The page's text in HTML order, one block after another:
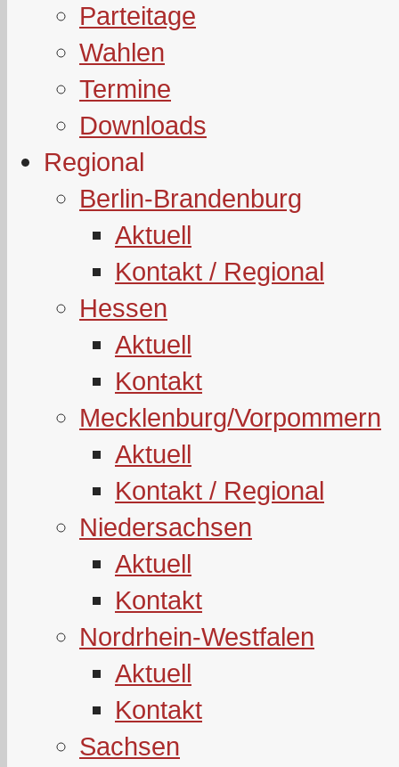
Parteitage
Wahlen
Termine
Downloads
Regional
Berlin-Brandenburg
Aktuell
Kontakt / Regional
Hessen
Aktuell
Kontakt
Mecklenburg/Vorpommern
Aktuell
Kontakt / Regional
Niedersachsen
Aktuell
Kontakt
Nordrhein-Westfalen
Aktuell
Kontakt
Sachsen